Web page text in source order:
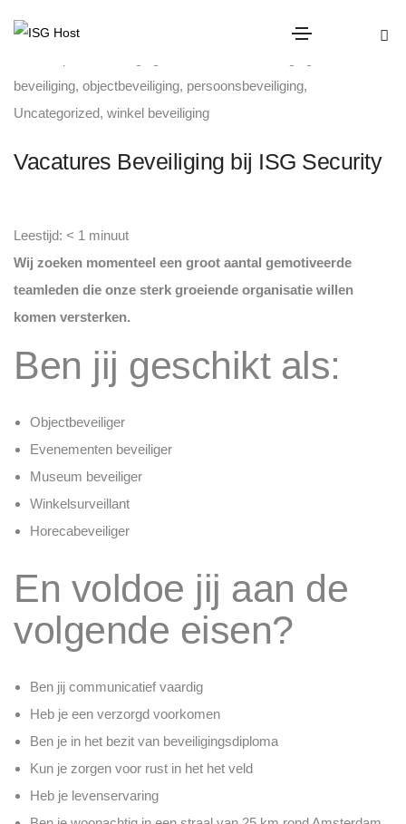
beveiliging, objectbeveiliging, persoonsbeveiliging,
Uncategorized, winkel beveiliging
Vacatures Beveiliging bij ISG Security
Leestijd: < 1 minuut
Wij zoeken momenteel een groot aantal gemotiveerde
teamleden die onze sterk groeiende organisatie willen
komen versterken.
Ben jij geschikt als:
Objectbeveiliger
Evenementen beveiliger
Museum beveiliger
Winkelsurveillant
Horecabeveiliger
En voldoe jij aan de
volgende eisen?
Ben jij communicatief vaardig
Heb je een verzorgd voorkomen
Ben je in het bezit van beveiligingsdiploma
Kun je zorgen voor rust in het het veld
Heb je levenservaring